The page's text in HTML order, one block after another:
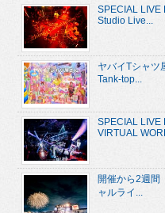
SPECIAL LIVE
Studio Live...
ヤバイTシャツ
Tank-top...
SPECIAL LIVE
VIRTUAL
開催から2週間
ャルライ...